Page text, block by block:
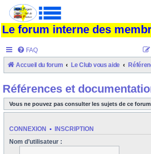
Le forum interne des
FAQ
Accueil du forum Le Club vous aide
Références et
Vous ne pouvez pas consulter les sujets de ce
CONNEXION • INSCRIPTION
Nom d’utilisateur :